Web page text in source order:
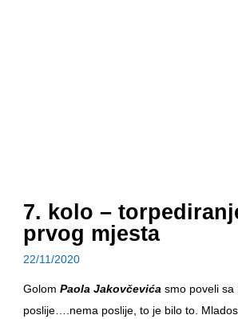
7. kolo –
prvog mjesta
22/11/2020
GolomPaola Jakovčevića smo poveli
poslije….nema poslije, to je bilo to.